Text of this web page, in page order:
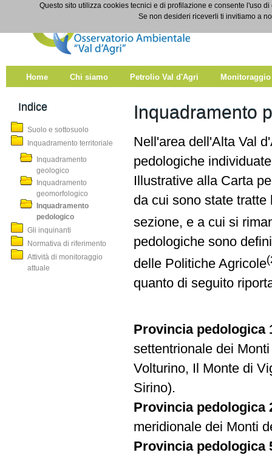
Salta al contenuto
Inquadramento pedologico
Home Chi siamo Petrolio Val d'Agri Monitoraggio
Indice
Suolo e sottosuolo
Inquadramento territoriale
Inquadramento
geologico
Inquadramento
geomorfologico
Inquadramento
pedologico
Gli inquinanti
Normativa di riferimento
Attività di monitoraggio
attuale
Inquadramento
Nell'area dell'Alta Val
pedologiche
Illustrative alla Carta
da cui sono state
sezione, e a cui si
pedologiche sono
delle Politiche Agricole
quanto di seguito
Provincia pedologica
settentrionale dei
Volturino, Il Monte di
Sirino).
Provincia pedologica
meridionale dei Monti
Provincia pedologica
Questo sito utilizza cookies tecnici e di profilazione e consente l'uso
Se non desideri riceverli ti invitiamo a